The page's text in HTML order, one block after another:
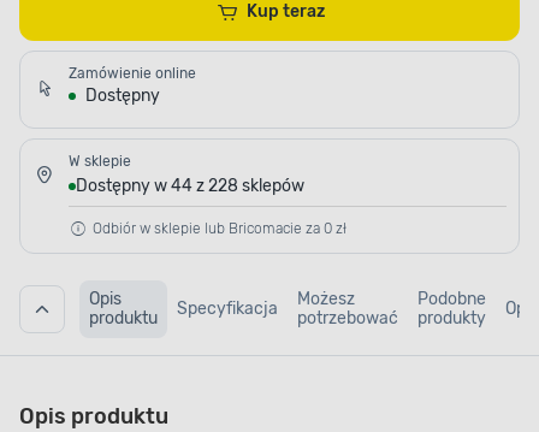
Kup teraz
Zamówienie online
Dostępny
W sklepie
Dostępny w 44 z 228 sklepów
Odbiór w sklepie lub Bricomacie za 0 zł
Opis
produktu
Specyfikacja
Możesz
potrzebować
Podobne
produkty
Opis produktu